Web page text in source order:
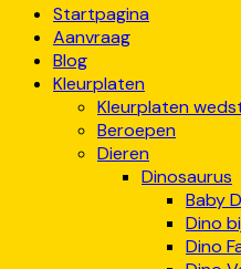
Startpagina
Aanvraag
Blog
Kleurplaten
Kleurplaten
Beroepen
Dieren
Dinosaurus
Baby
Dino
Dino